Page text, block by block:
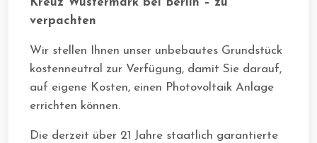
Kreuz Wustermark bei Berlin – zu
verpachten
Wir stellen Ihnen unser unbebautes Grundstück
kostenneutral zur Verfügung, damit Sie darauf,
auf eigene Kosten, einen Photovoltaik Anlage
errichten können.
Die derzeit über 21 Jahre staatlich garantierte